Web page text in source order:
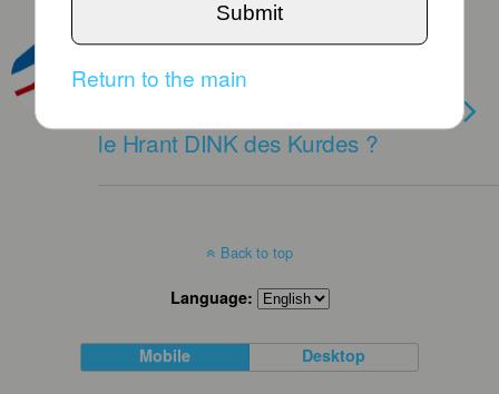
NOVEMBER 5TH, 2015
ÉLECTIONS EN TURQUIE :
le Hrant DINK des Kurdes ?
Back to top
Language:
Mobile Desktop
Submit
Return to the main